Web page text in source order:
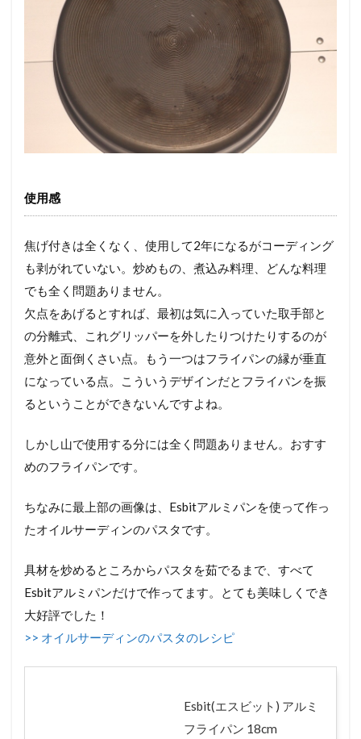
使用感
焦げ付きは全くなく、使用して2年になるがコーディング
も剥がれていない。炒めもの、煮込み料理、どんな料理
でも全く問題ありません。
欠点をあげるとすれば、最初は気に入っていた取手部と
の分離式、これグリッパーを外したりつけたりするのが
意外と面倒くさい点。もう一つはフライパンの縁が垂直
になっている点。こういうデザインだとフライパンを振
るということができないんですよね。
しかし山で使用する分には全く問題ありません。おすす
めのフライパンです。
ちなみに最上部の画像は、Esbitアルミパンを使って作っ
たオイルサーディンのパスタです。
具材を炒めるところからパスタを茹でるまで、すべて
Esbitアルミパンだけで作ってます。とても美味しくでき
大好評でした！
>> オイルサーディンのパスタのレシピ
Esbit(エスビット) アルミ
フライパン 18cm